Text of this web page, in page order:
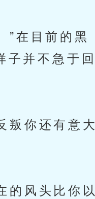
在目前的黑
子并不急于回
你还有意大
风头比你以